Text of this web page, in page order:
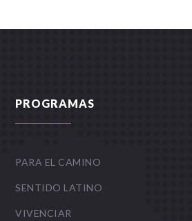
PROGRAMAS
PARA EL CAMINO
SENTIDO LATINO
VIVENCIAR